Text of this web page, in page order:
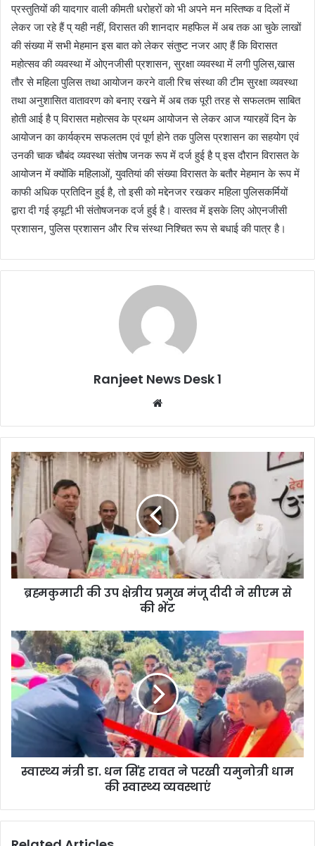
प्रस्तुतियों की यादगार वाली कीमती धरोहरों को भी अपने मन मस्तिष्क व दिलों में
लेकर जा रहे हैं प् यही नहीं, विरासत की शानदार महफिल में अब तक आ चुके लाखों
की संख्या में सभी मेहमान इस बात को लेकर संतुष्ट नजर आए हैं कि विरासत
महोत्सव की व्यवस्था में ओएनजीसी प्रशासन, सुरक्षा व्यवस्था में लगी पुलिस,खास
तौर से महिला पुलिस तथा आयोजन करने वाली रिच संस्था की टीम सुरक्षा व्यवस्था
तथा अनुशासित वातावरण को बनाए रखने में अब तक पूरी तरह से सफलतम साबित
होती आई है प् विरासत महोत्सव के प्रथम आयोजन से लेकर आज ग्यारहवें दिन के
आयोजन का कार्यक्रम सफलतम एवं पूर्ण होने तक पुलिस प्रशासन का सहयोग एवं
उनकी चाक चौबंद व्यवस्था संतोष जनक रूप में दर्ज हुई है प् इस दौरान विरासत के
आयोजन में क्योंकि महिलाओं, युवतियां की संख्या विरासत के बतौर मेहमान के रूप में
काफी अधिक प्रतिदिन हुई है, तो इसी को मद्देनजर रखकर महिला पुलिसकर्मियों
द्वारा दी गई ड्यूटी भी संतोषजनक दर्ज हुई है। वास्तव में इसके लिए ओएनजीसी
प्रशासन, पुलिस प्रशासन और रिच संस्था निश्चित रूप से बधाई की पात्र है।
Ranjeet News Desk 1
te
ब्रह्मकुमारी की उप क्षेत्रीय प्रमुख मंजू दीदी ने सीएम से
की भेंट
स्वास्थ्य मंत्री डा. धन सिंह रावत ने परखी यमुनोत्री धाम
की स्वास्थ्य व्यवस्थाएं